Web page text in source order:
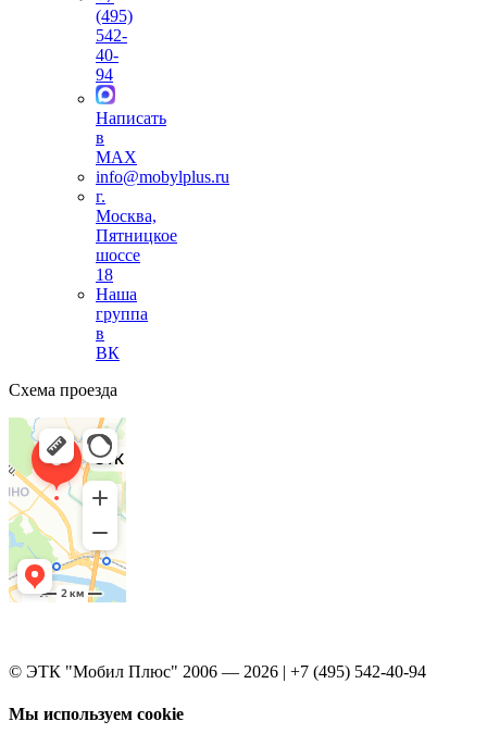
(495)
542-
40-
94
Написать
в
MAX
info@mobylplus.ru
г.
Москва,
Пятницкое
шоссе
18
Наша
группа
в
ВК
Схема проезда
© ЭТК "Мобил Плюс" 2006 — 2026 | +7 (495) 542-40-94
Мы используем cookie